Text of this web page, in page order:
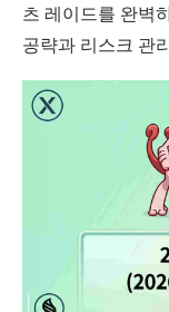
츠 레이드를 완벽
공략과 리스크 관